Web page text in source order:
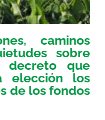
caminos
sobre
que
elección los
de los fondos